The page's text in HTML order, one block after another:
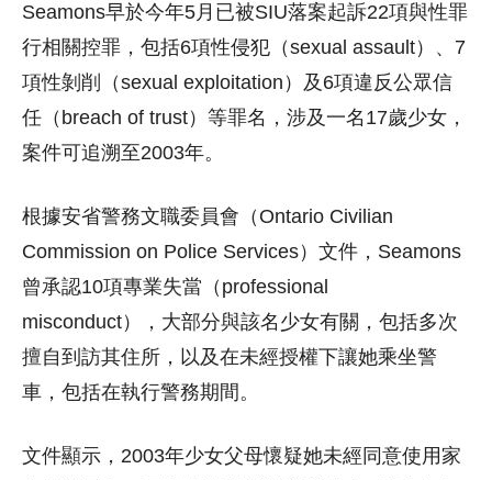
Seamons早於今年5月已被SIU落案起訴22項與性罪
行相關控罪，包括6項性侵犯（sexual assault）、7
項性剝削（sexual exploitation）及6項違反公眾信
任（breach of trust）等罪名，涉及一名17歲少女，
案件可追溯至2003年。
根據安省警務文職委員會（Ontario Civilian
Commission on Police Services）文件，Seamons
曾承認10項專業失當（professional
misconduct），大部分與該名少女有關，包括多次
擅自到訪其住所，以及在未經授權下讓她乘坐警
車，包括在執行警務期間。
文件顯示，2003年少女父母懷疑她未經同意使用家